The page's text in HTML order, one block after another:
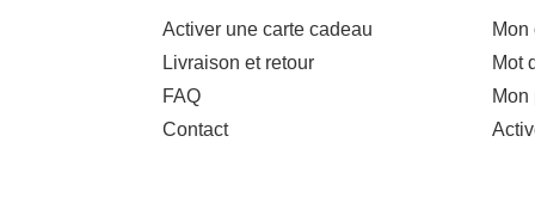
Activer une carte cadeau
Livraison et retour
FAQ
Contact
Mon
Mot
Mon